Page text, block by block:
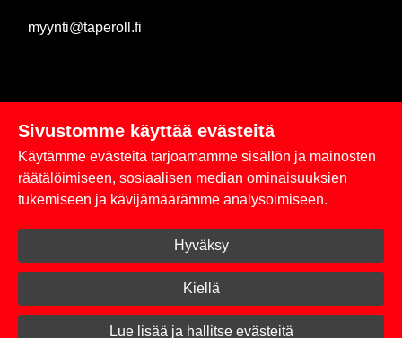
myynti@taperoll.fi
Linkit
Rekisteriseloste
Toimitus- ja maksuehdot
Kirjaudu sisään
© 2026 Taperoll
Sivustomme käyttää evästeitä
Käytämme evästeitä tarjoamamme sisällön ja mainosten
räätälöimiseen, sosiaalisen median ominaisuuksien
tukemiseen ja kävijämäärämme analysoimiseen.
Hyväksy
Kiellä
Lue lisää ja hallitse evästeitä